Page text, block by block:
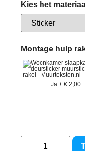
Kies het materiaal
Montage hulp
Ja + € 2,00